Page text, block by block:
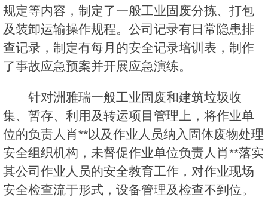
规定等内容，制定了一般工业固废分拣、打包
及装卸运输操作规程。公司记录有日常隐患排
查记录，制定有每月的安全记录培训表，制作
了事故应急预案并开展应急演练。
针对洲雅瑞一般工业固废和建筑垃圾收
集、暂存、利用及转运项目管理上，将作业单
位的负责人肖**以及作业人员纳入固体废物处理
安全组织机构，未督促作业单位负责人肖**落实
其公司作业人员的安全教育工作，对作业现场
安全检查流于形式，设备管理及检查不到位。